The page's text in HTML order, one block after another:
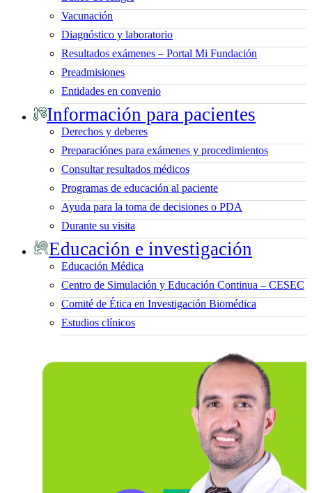
Vacunación
Diagnóstico y laboratorio
Resultados exámenes – Portal Mi Fundación
Preadmisiones
Entidades en convenio
Información para pacientes
Derechos y deberes
Preparaciónes para exámenes y procedimientos
Consultar resultados médicos
Programas de educación al paciente
Ayuda para la toma de decisiones o PDA
Durante su visita
Educación e investigación
Educación Médica
Centro de Simulación y Educación Continua – CESEC
Comité de Ética en Investigación Biomédica
Estudios clínicos